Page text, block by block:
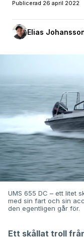
Publicerad 26 april 2022
Elias
UMS 655 DC – ett litet
med sin fart och sin
den egentligen går för.
Ett skållat troll